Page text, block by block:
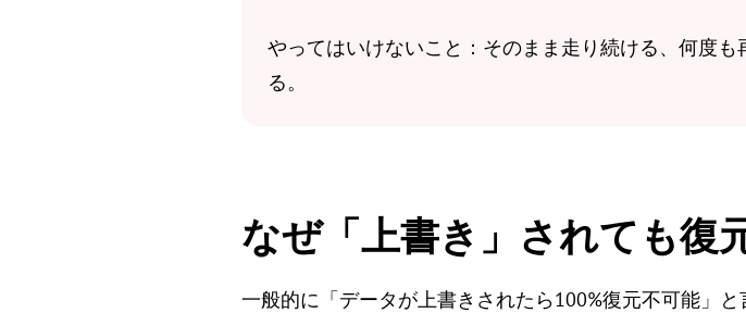
やってはいけないこと：そのまま走り続ける、何度
る。
なぜ「上書き」されても復
一般的に「データが上書きされたら100%復元不可能」